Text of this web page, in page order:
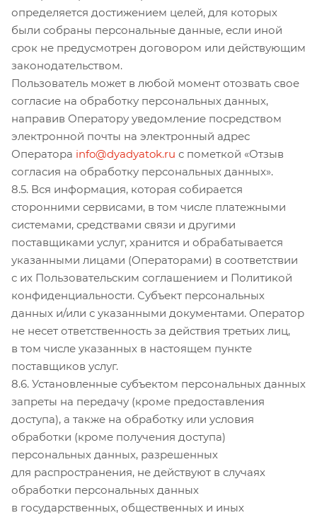
определяется достижением целей, для которых
были собраны персональные данные, если иной
срок не предусмотрен договором или действующим
законодательством.
Пользователь может в любой момент отозвать свое
согласие на обработку персональных данных,
направив Оператору уведомление посредством
электронной почты на электронный адрес
Оператора info@dyadyatok.ru с пометкой «Отзыв
согласия на обработку персональных данных».
8.5. Вся информация, которая собирается
сторонними сервисами, в том числе платежными
системами, средствами связи и другими
поставщиками услуг, хранится и обрабатывается
указанными лицами (Операторами) в соответствии
с их Пользовательским соглашением и Политикой
конфиденциальности. Субъект персональных
данных и/или с указанными документами. Оператор
не несет ответственность за действия третьих лиц,
в том числе указанных в настоящем пункте
поставщиков услуг.
8.6. Установленные субъектом персональных данных
запреты на передачу (кроме предоставления
доступа), а также на обработку или условия
обработки (кроме получения доступа)
персональных данных, разрешенных
для распространения, не действуют в случаях
обработки персональных данных
в государственных, общественных и иных